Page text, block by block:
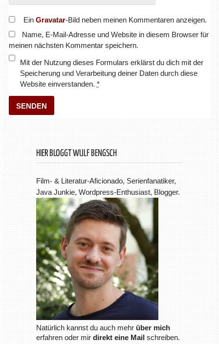
Ein Gravatar-Bild neben meinen Kommentaren anzeigen.
Name, E-Mail-Adresse und Website in diesem Browser für
meinen nächsten Kommentar speichern.
Mit der Nutzung dieses Formulars erklärst du dich mit der
Speicherung und Verarbeitung deiner Daten durch diese
Website einverstanden. *
HIER BLOGGT WULF BENGSCH
Film- & Literatur-Aficionado, Serienfanatiker,
Java Junkie, Wordpress-Enthusiast, Blogger.
Natürlich kannst du auch mehr über mich
erfahren oder mir direkt eine Mail schreiben.